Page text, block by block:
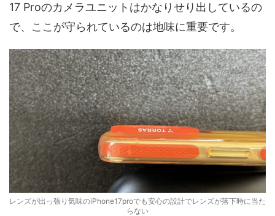
17 Proのカメラユニットはかなりせり出しているの
で、ここが守られているのは地味に重要です。
レンズが出っ張り気味のiPhone17proでも安心の設計でレンズが落下時に当た
らない